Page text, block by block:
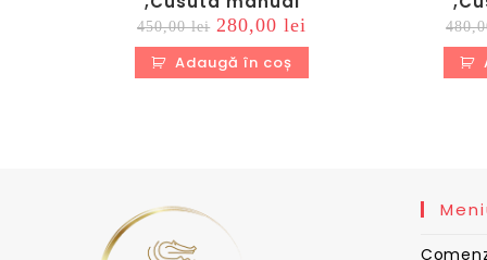
450,00lei Prețul
inițial
a
fost:
450,00 lei.
280,00lei
este:
Adaugă în coș